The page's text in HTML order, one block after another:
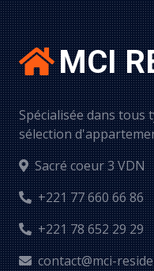
MCI
Spécialisée dans
sélection
Sacré coeur 3 VDN
+221 77 660 66 86
+221 78 652 29 29
contact@mci-